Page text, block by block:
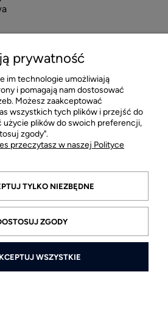
prywatność
im technologie umożliwiają
i pomagają nam dostosować
Możesz zaakceptować
wszystkich tych plików i przejść do
użycie plików do swoich preferencji,
zgody".
przeczytasz w naszej Polityce
TYLKO NIEZBĘDNE
ZGODY
WSZYSTKIE